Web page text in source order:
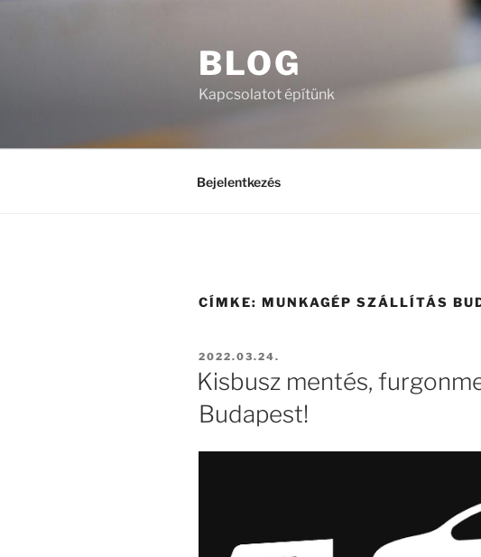
BLOG
Kapcsolatot építünk
Bejelentkezés
CÍMKE: MUNKAGÉP SZÁLLÍTÁS
BEKÜLDVE:
2022.03.24.
Kisbusz mentés,
Budapest!